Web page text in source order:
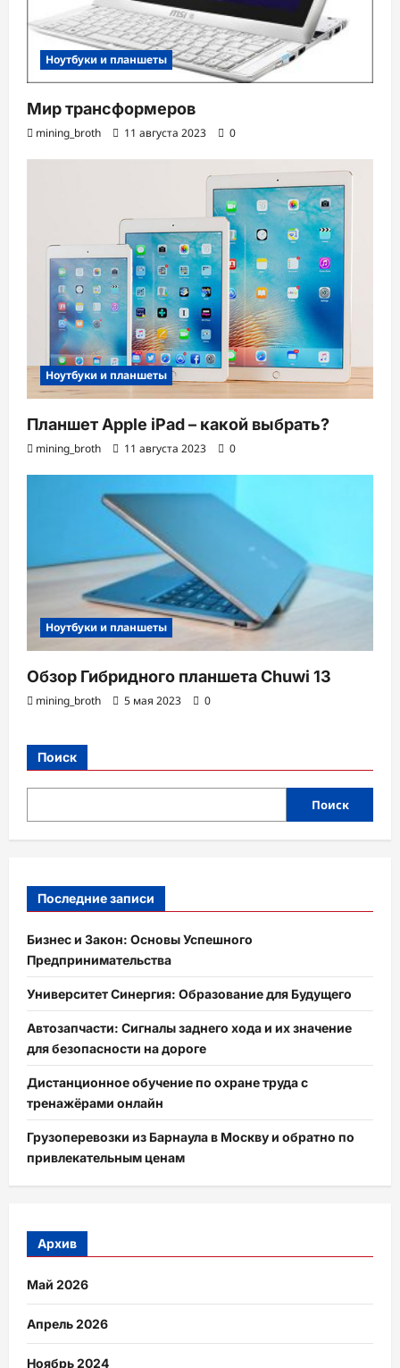
Ноутбуки и планшеты
Мир трансформеров
mining_broth 11 августа 2023 0
Ноутбуки и планшеты
Планшет Apple iPad – какой выбрать?
mining_broth 11 августа 2023 0
Ноутбуки и планшеты
Обзор Гибридного планшета Chuwi 13
mining_broth 5 мая 2023 0
Поиск
Поиск
Последние записи
Бизнес и Закон: Основы Успешного
Предпринимательства
Университет Синергия: Образование для Будущего
Автозапчасти: Сигналы заднего хода и их значение
для безопасности на дороге
Дистанционное обучение по охране труда с
тренажёрами онлайн
Грузоперевозки из Барнаула в Москву и обратно по
привлекательным ценам
Архив
Май 2026
Апрель 2026
Ноябрь 2024